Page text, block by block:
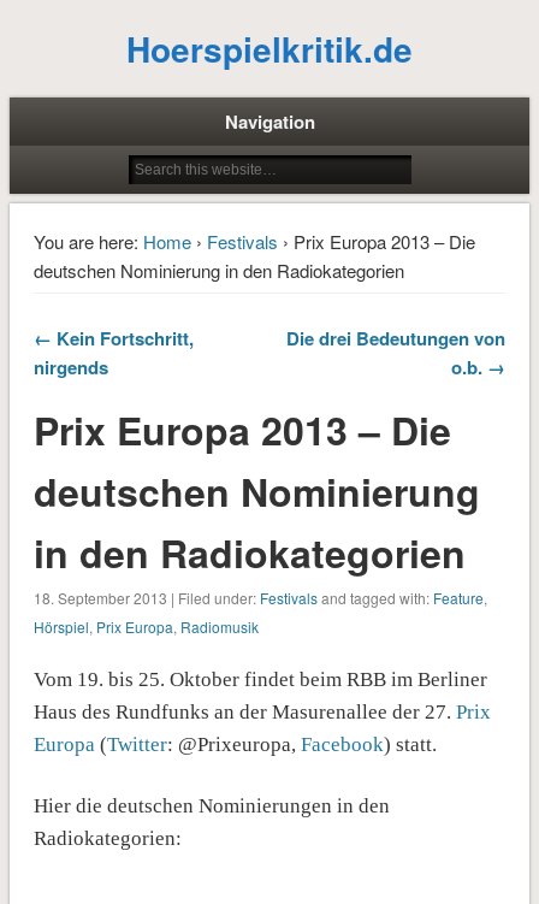
Hoerspielkritik.de
Navigation
You are here: Home› Festivals › Prix Europa 2013 – Die
deutschen Nominierung in den Radiokategorien
← Kein Fortschritt,
nirgends
Die drei Bedeutungen von
o.b. →
Prix Europa 2013 – Die
deutschen Nominierung
in den Radiokategorien
18. September 2013 | Filed under: Festivalsand tagged with: Feature,
Hörspiel, Prix Europa, Radiomusik
Vom 19. bis 25. Oktober findet beim RBB im Berliner
Haus des Rundfunks an der Masurenallee der 27. Prix
Europa(Twitter: @Prixeuropa, Facebook) statt.
Hier die deutschen Nominierungen in den
Radiokategorien: